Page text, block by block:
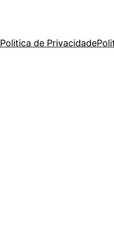
Politica de Privacidade